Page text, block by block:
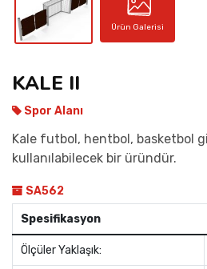
Ürün Galerisi
KALE II
Spor Alanı
Kale futbol, hentbol, basketbol
kullanılabilecek bir üründür.
SA562
Spesifikasyon
Ölçüler Yaklaşık: